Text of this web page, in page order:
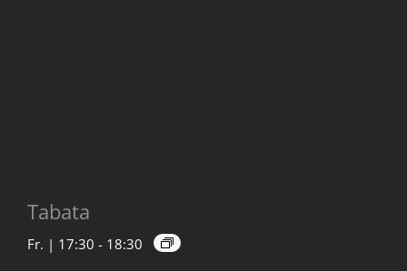
Tabata
Fr. | 17:30 - 18:30